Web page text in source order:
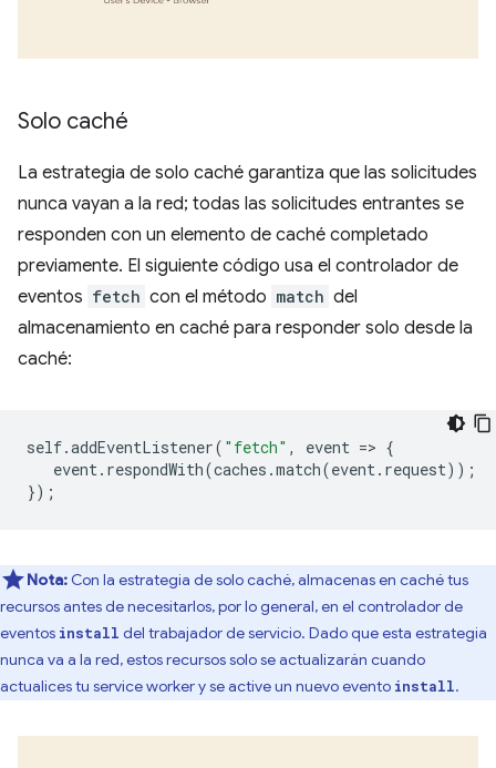
Solo caché
La estrategia de solo caché garantiza que las solicitudes
nunca vayan a la red; todas las solicitudes entrantes se
responden con un elemento de caché completado
previamente. El siguiente código usa el controlador de
eventos fetch con el método match del
almacenamiento en caché para responder solo desde la
caché:
self.addEventListener( "fetch" , event => {
event. respondWith(caches .match(event. request));
});
Nota: Con la estrategia de solo caché, almacenas en caché tus
recursos antes de necesitarlos, por lo general, en el controlador de
eventos install del trabajador de servicio. Dado que esta estrategia
nunca va a la red, estos recursos solo se actualizarán cuando
actualices tu service worker y se active un nuevo evento install.